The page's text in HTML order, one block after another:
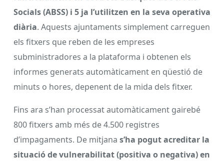
Socials (ABSS) i 5 ja l’utilitzen en la seva operativa
diària. Aquests ajuntaments simplement carreguen
els fitxers que reben de les empreses
subministradores a la plataforma i obtenen els
informes generats automàticament en qüestió de
minuts o hores, depenent de la mida dels fitxer.
Fins ara s’han processat automàticament gairebé
800 fitxers amb més de 4.500 registres
d’impagaments. De mitjana s’ha pogut acreditar la
situació de vulnerabilitat (positiva o negativa) en